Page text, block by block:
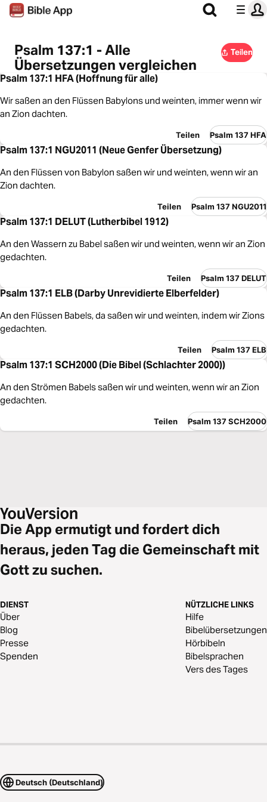
Psalm 137:1 - Alle
Übersetzungen vergleichen
Teilen
Psalm 137:1 HFA (Hoffnung für alle)
Wir saßen an den Flüssen Babylons und weinten, immer wenn wir
an Zion dachten.
Teilen Psalm 137 HFA
Psalm 137:1 NGU2011 (Neue Genfer Übersetzung)
An den Flüssen von Babylon saßen wir und weinten, wenn wir an
Zion dachten.
Teilen Psalm 137 NGU2011
Psalm 137:1 DELUT (Lutherbibel 1912)
An den Wassern zu Babel saßen wir und weinten, wenn wir an Zion
gedachten.
Teilen Psalm 137 DELUT
Psalm 137:1 ELB (Darby Unrevidierte Elberfelder)
An den Flüssen Babels, da saßen wir und weinten, indem wir Zions
gedachten.
Teilen Psalm 137 ELB
Psalm 137:1 SCH2000 (Die Bibel (Schlachter 2000))
An den Strömen Babels saßen wir und weinten, wenn wir an Zion
gedachten.
Teilen Psalm 137 SCH2000
Die App ermutigt und fordert dich
heraus, jeden Tag die Gemeinschaft mit
Gott zu suchen.
DIENST
Über
Blog
Presse
Spenden
NÜTZLICHE LINKS
Hilfe
Bibelübersetzungen
Hörbibeln
Bibelsprachen
Vers des Tages
Deutsch (Deutschland)